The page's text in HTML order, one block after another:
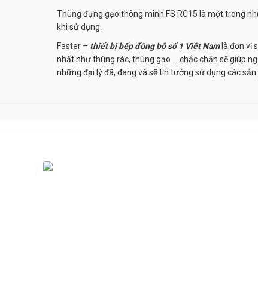
Thùng đựng gạo thông minh FS RC15 là một trong
khi sử dụng.
Faster – thiết bị bếp đồng bộ số 1 Việt Namlà đơn vị
nhất như thùng rác, thùng gạo … chắc chắn sẽ giúp
những đại lý đã, đang và sẽ tin tưởng sử dụng các sản